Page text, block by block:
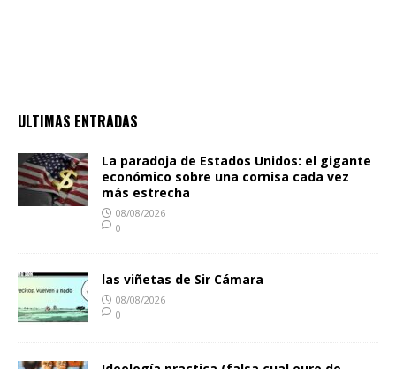
ULTIMAS ENTRADAS
La paradoja de Estados Unidos: el gigante
económico sobre una cornisa cada vez
más estrecha
08/08/2026
0
las viñetas de Sir Cámara
08/08/2026
0